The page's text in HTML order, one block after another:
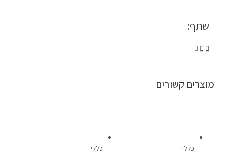
שתף:
מוצרים קשורים
כללי כללי